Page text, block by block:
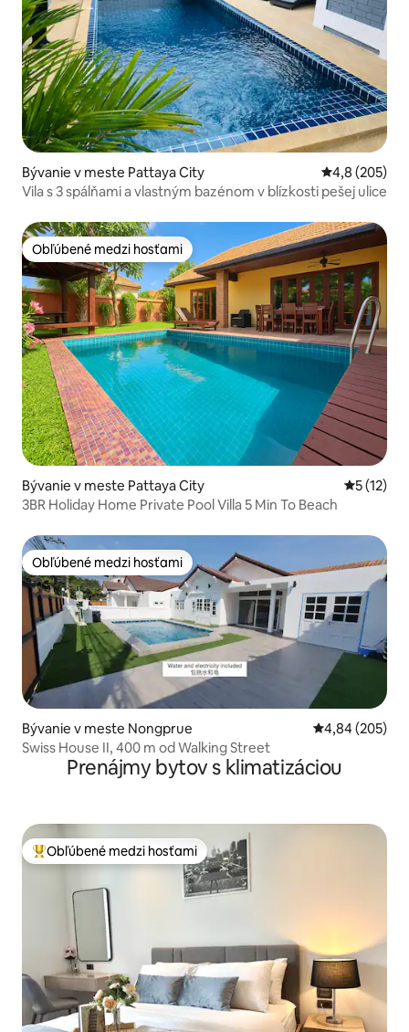
Bývanie v meste Pattaya City Priemerné
4,8 (205)
Vila s 3 spálňami a vlastným bazénom v blízkosti pešej ulice
Obľúbené medzi hosťami
Obľúbené medzi hosťami
Bývanie v meste Pattaya City
5 (12)
3BR Holiday Home Private Pool Villa 5 Min To Beach
Obľúbené medzi hosťami
Obľúbené medzi hosťami
Bývanie v meste Nongprue Priemerné
4,84 (205)
Swiss House II, 400 m od Walking Street
Prenájmy bytov s klimatizáciou
Najobľúbenejšie medzi hosťami
Obľúbené medzi hosťami